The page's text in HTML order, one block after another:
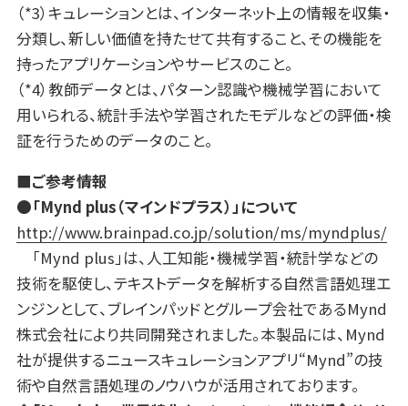
（*3）キュレーションとは、インターネット上の情報を収集・
分類し、新しい価値を持たせて共有すること、その機能を
持ったアプリケーションやサービスのこと。
（*4）教師データとは、パターン認識や機械学習において
用いられる、統計手法や学習されたモデルなどの評価・検
証を行うためのデータのこと。
■ご参考情報
●「Mynd plus（マインドプラス）」について
http://www.brainpad.co.jp/solution/ms/myndplus/
「Mynd plus」は、人工知能・機械学習・統計学などの
技術を駆使し、テキストデータを解析する自然言語処理エ
ンジンとして、ブレインパッドとグループ会社であるMynd
株式会社により共同開発されました。本製品には、Mynd
社が提供するニュースキュレーションアプリ“Mynd”の技
術や自然言語処理のノウハウが活用されております。